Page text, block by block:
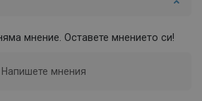
мнение. Оставете мнението си!
Напишете мнения